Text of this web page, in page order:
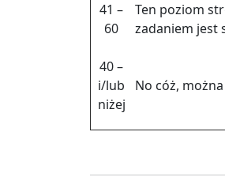
41 –
60
Ten po­ziom
za­da­niem jest
40 –
i/lub
niżej
No cóż,